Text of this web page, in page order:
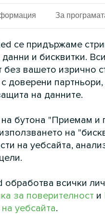
модулната
нужди. Нейната
за
Вижте
За
се придържаме
и бисквитки.
без вашето изрично
доверени
на данните.
на бутона "Приемам
на
на уебсайта,
обработва всички
за поверителност и
уебсайта.